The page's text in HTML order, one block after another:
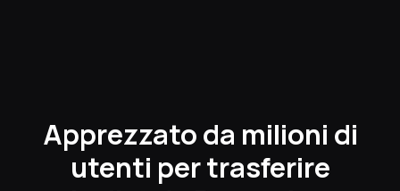
Apprezzato da milioni di
utenti per trasferire